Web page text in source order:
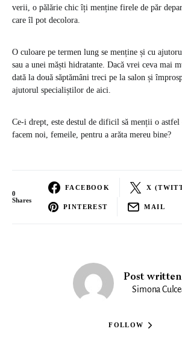
verii, o pălărie chic îți menține firele de păr
care îl pot decolora.
O culoare pe termen lung se menține și cu
sau a unei măști hidratante. Dacă vrei ceva mai
dată la două săptămâni treci pe la salon și
ajutorul specialiștilor de aici.
Ce-i drept, este destul de dificil să menții o astfel
facem noi, femeile, pentru a arăta mereu bine?
0
Shares
FACEBOOK X
PINTEREST MAIL
Post written
Simona
FOLLOW